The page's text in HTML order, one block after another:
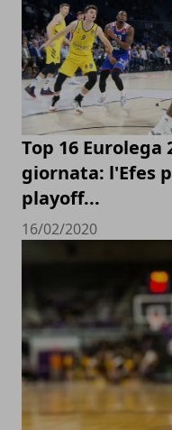
Top 16 Eurolega
giornata: l'Efes
playoff...
16/02/2020